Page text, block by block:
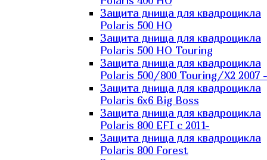
Защита днища для квадроцикла
Polaris 500 HO
Защита днища для квадроцикла
Polaris 500 HO Touring
Защита днища для квадроцикла
Polaris 500/800 Touring/X2 2007 -
Защита днища для квадроцикла
Polaris 6х6 Big Boss
Защита днища для квадроцикла
Polaris 800 EFI с 2011-
Защита днища для квадроцикла
Polaris 800 Forest